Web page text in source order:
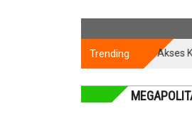
Trending
Kantongi Akses